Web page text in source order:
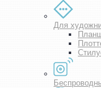
Для